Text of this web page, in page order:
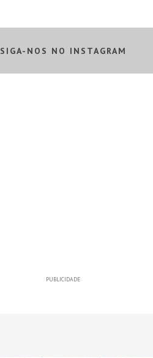
SIGA-NOS NO INSTAGRAM
PUBLICIDADE